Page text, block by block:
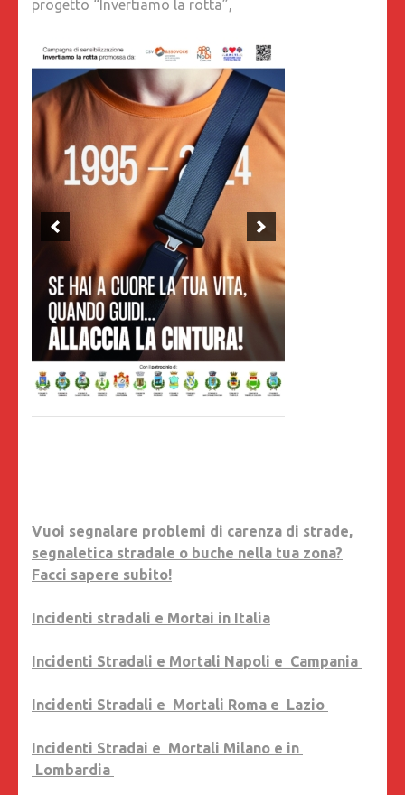
progetto “Invertiamo la rotta”,
Vuoi segnalare problemi di carenza di strade,
segnaletica stradale o buche nella tua zona?
Facci sapere subito!
Incidenti stradali e Mortai in Italia
Incidenti Stradali e Mortali Napoli e Campania
Incidenti Stradali e Mortali Roma e Lazio
Incidenti Stradai e Mortali Milano e in
Lombardia